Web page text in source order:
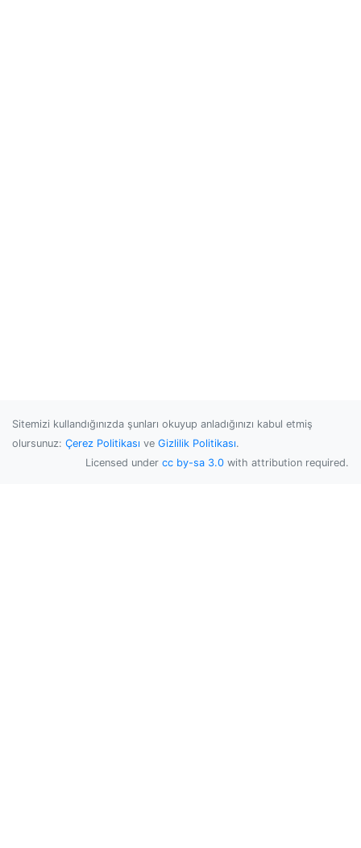
Sitemizi kullandığınızda şunları okuyup anladığınızı kabul etmiş
olursunuz: Çerez Politikası ve Gizlilik Politikası.
Licensed under cc by-sa 3.0 with attribution required.